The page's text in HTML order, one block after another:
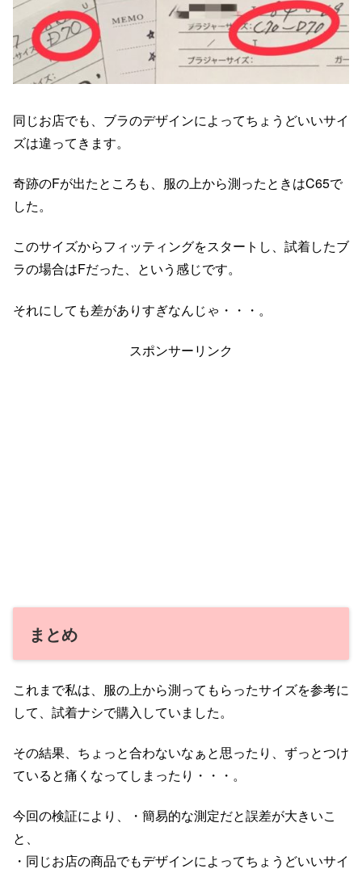
同じお店でも、ブラのデザインによってちょうどいいサイ
ズは違ってきます。
奇跡のFが出たところも、服の上から測ったときはC65で
した。
このサイズからフィッティングをスタートし、試着したブ
ラの場合はFだった、という感じです。
それにしても差がありすぎなんじゃ・・・。
スポンサーリンク
まとめ
これまで私は、服の上から測ってもらったサイズを参考に
して、試着ナシで購入していました。
その結果、ちょっと合わないなぁと思ったり、ずっとつけ
ていると痛くなってしまったり・・・。
今回の検証により、・簡易的な測定だと誤差が大きいこ
と、
・同じお店の商品でもデザインによってちょうどいいサイ